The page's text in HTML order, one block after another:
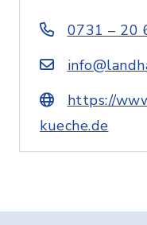
0731 – 20
https://
kueche.de